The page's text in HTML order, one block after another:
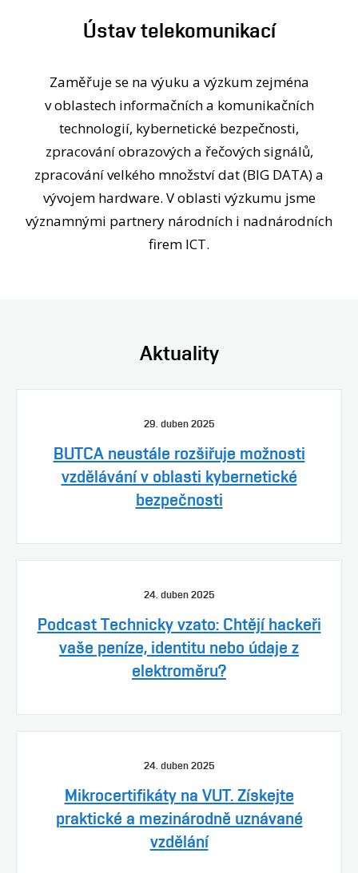
LABORATOŘE
KONTAKT
Ústav telekomunikací
Zaměřuje se na výuku a výzkum zejména
v oblastech informačních a komunikačních
technologií, kybernetické bezpečnosti,
zpracování obrazových a řečových signálů,
zpracování velkého množství dat (BIG DATA) a
vývojem hardware. V oblasti výzkumu jsme
významnými partnery národních i nadnárodních
firem ICT.
Aktuality
29. duben 2025
BUTCA neustále rozšiřuje možnosti
vzdělávání v oblasti kybernetické
bezpečnosti
24. duben 2025
Podcast Technicky vzato: Chtějí hackeři
vaše peníze, identitu nebo údaje z
elektroměru?
24. duben 2025
Mikrocertifikáty na VUT. Získejte
praktické a mezinárodně uznávané
vzdělání